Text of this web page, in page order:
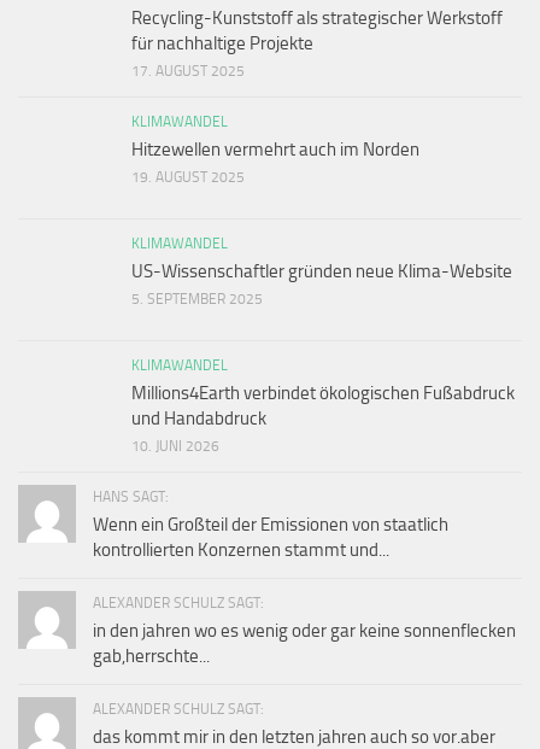
Recycling-Kunststoff als strategischer Werkstoff
für nachhaltige Projekte
17. AUGUST 2025
KLIMAWANDEL
Hitzewellen vermehrt auch im Norden
19. AUGUST 2025
KLIMAWANDEL
US-Wissenschaftler gründen neue Klima-Website
5. SEPTEMBER 2025
KLIMAWANDEL
Millions4Earth verbindet ökologischen Fußabdruck
und Handabdruck
10. JUNI 2026
HANS SAGT:
Wenn ein Großteil der Emissionen von staatlich
kontrollierten Konzernen stammt und...
ALEXANDER SCHULZ SAGT:
in den jahren wo es wenig oder gar keine sonnenflecken
gab,herrschte...
ALEXANDER SCHULZ SAGT:
das kommt mir in den letzten jahren auch so vor.aber